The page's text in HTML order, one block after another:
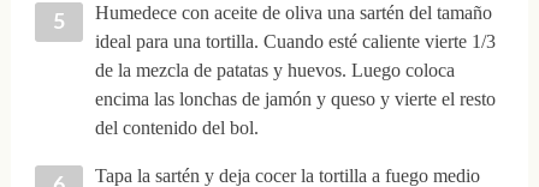
Humedece con aceite de oliva una sartén del tamaño
ideal para una tortilla. Cuando esté caliente vierte 1/3
de la mezcla de patatas y huevos. Luego coloca
encima las lonchas de jamón y queso y vierte el resto
del contenido del bol.
Tapa la sartén y deja cocer la tortilla a fuego medio